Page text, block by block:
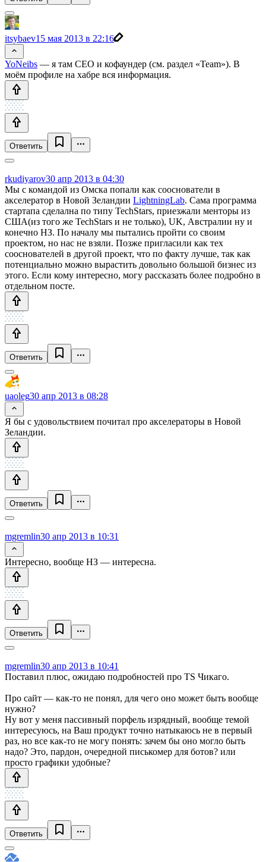
itsybaev15 мая 2013 в 22:16
YoNeibs — я там CEO и кофаундер (см. раздел «Team»). В
моём профиле на хабре вся информация.
Ответить
rkudiyarov30 апр 2013 в 04:30
Мы с командой из Омска попали как сооснователи в
акселератор в Новой Зеландии LightningLab. Сама программа
стартапа сделална по типу TechStars, приезжали менторы из
США(из того же TechStars и не только), UK, Австралии ну и
конечно НЗ. По началу мы пытались пройти со своим
проектом, но нас не взяли. Позже пригласили как тех
сооснователей в другой проект, что по факту лучше, так как
потенциально можно вырастить довольно большой бизнес из
этого. Если кому интересно, могу рассказать более подробно в
отдельном посте.
Ответить
uaoleg30 апр 2013 в 08:28
Я бы с удовольствием почитал про акселераторы в Новой
Зеландии.
Ответить
mgremlin30 апр 2013 в 10:31
Интересно, вообще НЗ — интересна.
Ответить
mgremlin30 апр 2013 в 10:41
Поставил плюс, ожидаю подробностей про TS Чикаго.
Про сайт — как-то не понял, для чего оно может быть вообще
нужно?
Ну вот у меня пассивный порфель изрядный, вообще темой
интересуюсь, на Ваш продукт точно натыкаюсь не в первый
раз, но все как-то не могу понять: зачем бы оно могло быть
надо? Это, пардон, очередной писькомер для ботов? или
просто графики удобные?
Ответить